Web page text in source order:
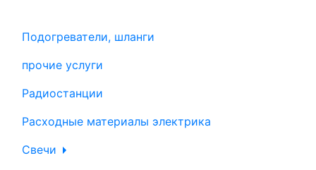
Подогреватели, шланги
прочие услуги
Радиостанции
Расходные материалы электрика
Свечи